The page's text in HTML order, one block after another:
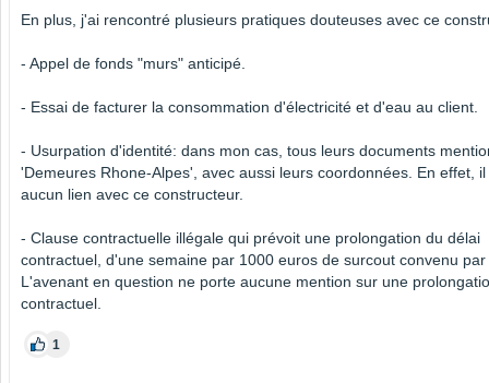
En plus, j'ai rencontré plusieurs pratiques douteuses avec ce
- Appel de fonds "murs" anticipé.
- Essai de facturer la consommation d'électricité et d'eau au client.
- Usurpation d'identité: dans mon cas, tous leurs documents
'Demeures Rhone-Alpes', avec aussi leurs coordonnées. En effet,
aucun lien avec ce constructeur.
- Clause contractuelle illégale qui prévoit une prolongation du délai
contractuel, d'une semaine par 1000 euros de surcout convenu
L'avenant en question ne porte aucune mention sur une
contractuel.
1